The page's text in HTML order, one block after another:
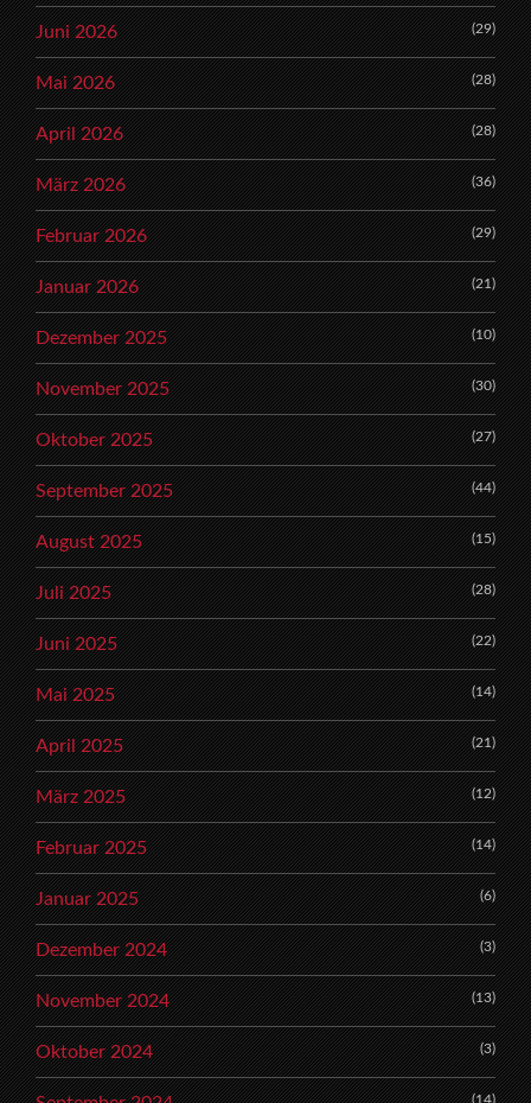
Juni 2026 (29)
Mai 2026 (28)
April 2026 (28)
März 2026 (36)
Februar 2026 (29)
Januar 2026 (21)
Dezember 2025 (10)
November 2025 (30)
Oktober 2025 (27)
September 2025 (44)
August 2025 (15)
Juli 2025 (28)
Juni 2025 (22)
Mai 2025 (14)
April 2025 (21)
März 2025 (12)
Februar 2025 (14)
Januar 2025 (6)
Dezember 2024 (3)
November 2024 (13)
Oktober 2024 (3)
(14)